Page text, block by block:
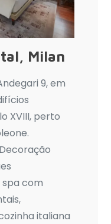
Milan
9, em
XVIII, perto
Decoração
com
italiana